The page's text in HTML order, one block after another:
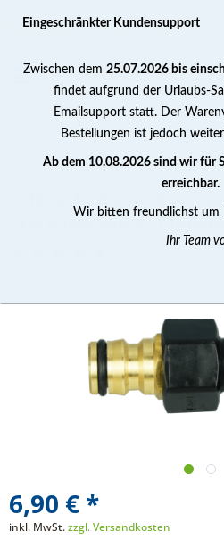
Gerade Verbinder
6,90 € *
inkl. MwSt.zzgl. Versandkosten
Eingeschränkter Kundensupport
Zwischen dem 25.07.2026 bis
findet aufgrund der Urlaubs-
Emailsupport statt. Der
Bestellungen ist jedoch
Ab dem 10.08.2026 sind wir für
erreichbar.
Wir bitten freundlichst um
Ihr Team